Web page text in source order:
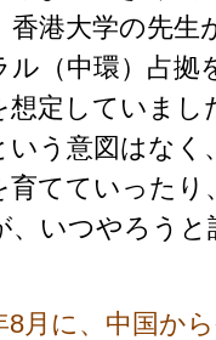
香港大学の先
ル（中環）占
想定していま
いう意図はな
育てていった
、いつやろう
月に、中国か